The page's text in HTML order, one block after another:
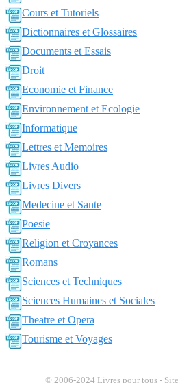
Cours et Tutoriels
Dictionnaires et Glossaires
Documents et Essais
Droit
Economie et Finance
Environnement et Ecologie
Informatique
Lettres et Memoires
Livres Audio
Livres Divers
Medecine et Sante
Poesie
Religion et Croyances
Romans
Sciences et Techniques
Sciences Humaines et Sociales
Theatre et Opera
Tourisme et Voyages
© 2006-2024 Livres pour tous -